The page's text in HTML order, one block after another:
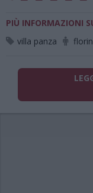
PIÙ INFORMAZIONI
villa panza